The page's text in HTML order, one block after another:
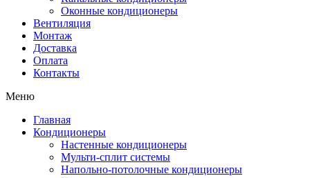
Оконные кондиционеры
Вентиляция
Монтаж
Доставка
Оплата
Контакты
Меню
Главная
Кондиционеры
Настенные кондиционеры
Мульти-сплит системы
Напольно-потолочные кондиционеры